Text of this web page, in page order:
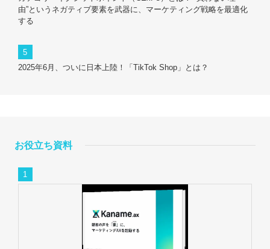
由”というネガティブ要素を武器に、マーケティング戦略を最適化
する
2025年6月、ついに日本上陸！「TikTok Shop」とは？
お役立ち資料